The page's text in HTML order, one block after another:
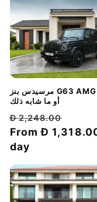
مرسيدس بنز G63 AMG 2023
أو ما شابه ذلك
سعر
عادي
Đ 2,248.00
From Đ
day